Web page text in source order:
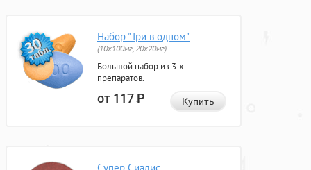
Набор "Три в одном"
(10x100мг, 20x20мг)
Большой набор из 3-х
препаратов.
от 117Р Купить